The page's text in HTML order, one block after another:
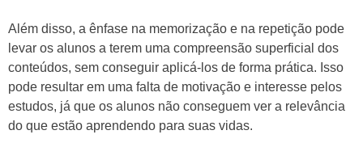
Além disso, a ênfase na memorização e na repetição pode
levar os alunos a terem uma compreensão superficial dos
conteúdos, sem conseguir aplicá-los de forma prática. Isso
pode resultar em uma falta de motivação e interesse pelos
estudos, já que os alunos não conseguem ver a relevância
do que estão aprendendo para suas vidas.